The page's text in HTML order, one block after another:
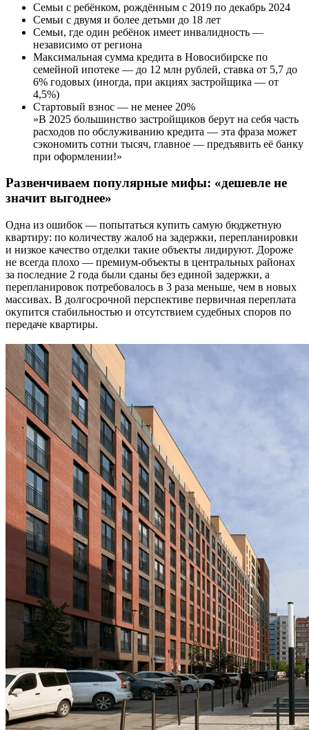
Семьи с ребёнком, рождённым с 2019 по декабрь 2024
Семьи с двумя и более детьми до 18 лет
Семьи, где один ребёнок имеет инвалидность —
независимо от региона
Максимальная сумма кредита в Новосибирске по
семейной ипотеке — до 12 млн рублей, ставка от 5,7 до
6% годовых (иногда, при акциях застройщика — от
4,5%)
Стартовый взнос — не менее 20%
»В 2025 большинство застройщиков берут на себя часть
расходов по обслуживанию кредита — эта фраза может
сэкономить сотни тысяч, главное — предъявить её банку
при оформлении!»
Развенчиваем популярные мифы: «дешевле не
значит выгоднее»
Одна из ошибок — попытаться купить самую бюджетную
квартиру: по количеству жалоб на задержки, перепланировки
и низкое качество отделки такие объекты лидируют. Дороже
не всегда плохо — премиум-объекты в центральных районах
за последние 2 года были сданы без единой задержки, а
перепланировок потребовалось в 3 раза меньше, чем в новых
массивах. В долгосрочной перспективе первичная переплата
окупится стабильностью и отсутствием судебных споров по
передаче квартиры.